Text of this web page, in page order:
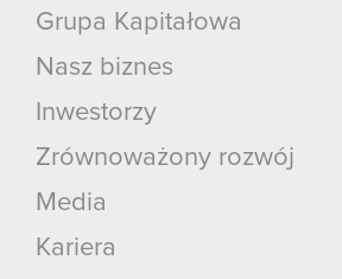
Grupa Kapitałowa
Nasz biznes
Inwestorzy
Zrównoważony rozwój
Media
Kariera